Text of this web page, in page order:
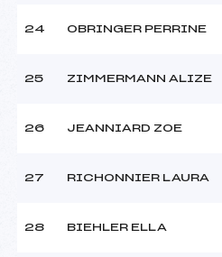
24 OBRINGER PERRINE
25 ZIMMERMANN ALIZE
26 JEANNIARD ZOE
27 RICHONNIER LAURA
28 BIEHLER ELLA